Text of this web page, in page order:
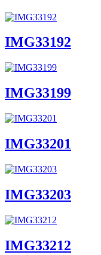
IMG33192
IMG33199
IMG33201
IMG33203
IMG33212